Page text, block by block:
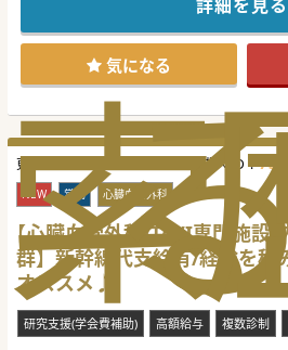
索
■土日が完全フリーとなる休日週が
性期病院でありながらオンとオフ
ただけます。
■新幹線代や必要に応じたタクシー
り、広島市内など遠方から通勤さ
た環境です。
【募集背景】
■地域で高まるアブレーションや低
し、更なる応需体制の拡充と症例数
でございます。
■既存の循環器内科チームの体制を
ーテル対応や当直・オンコール負
ことを目指されています。
■若手から中堅層の医師を新たに迎
わたり心臓周辺の急性期医療を地域
底上げを図っています。
【具体的な医療機関情報】
■心臓血管外科と循環器内科に強み
門病院であり、TAVI専門施設とし
います。
詳細を見る
気になる
更新日 : 医師求人ID :
NEW 常勤 心臓血管外科
【心臓血管外科/TAVI専門施設
群】新幹線代支給有/経験を積
オススメ♪
研究支援(学会費補助) 高額給与 複数診制